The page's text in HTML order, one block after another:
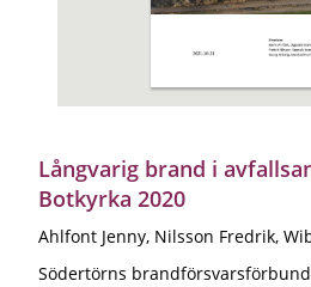
Långvarig brand i
Botkyrka 2020
Ahlfont Jenny, Nilsson Fredrik,
Södertörns brandförsvarsförbund